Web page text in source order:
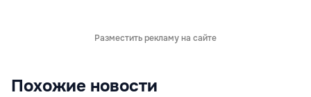
Разместить рекламу на сайте
Похожие новости